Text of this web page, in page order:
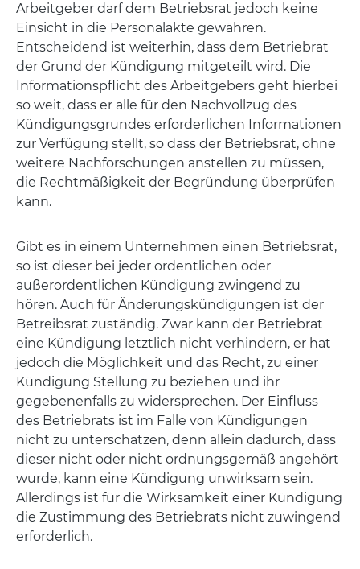
Arbeitgeber darf dem Betriebsrat jedoch keine
Einsicht in die Personalakte gewähren.
Entscheidend ist weiterhin, dass dem Betriebrat
der Grund der Kündigung mitgeteilt wird. Die
Informationspflicht des Arbeitgebers geht hierbei
so weit, dass er alle für den Nachvollzug des
Kündigungsgrundes erforderlichen Informationen
zur Verfügung stellt, so dass der Betriebsrat, ohne
weitere Nachforschungen anstellen zu müssen,
die Rechtmäßigkeit der Begründung überprüfen
kann.
Gibt es in einem Unternehmen einen Betriebsrat,
so ist dieser bei jeder ordentlichen oder
außerordentlichen Kündigung zwingend zu
hören. Auch für Änderungskündigungen ist der
Betreibsrat zuständig. Zwar kann der Betriebrat
eine Kündigung letztlich nicht verhindern, er hat
jedoch die Möglichkeit und das Recht, zu einer
Kündigung Stellung zu beziehen und ihr
gegebenenfalls zu widersprechen. Der Einfluss
des Betriebrats ist im Falle von Kündigungen
nicht zu unterschätzen, denn allein dadurch, dass
dieser nicht oder nicht ordnungsgemäß angehört
wurde, kann eine Kündigung unwirksam sein.
Allerdings ist für die Wirksamkeit einer Kündigung
die Zustimmung des Betriebrats nicht zuwingend
erforderlich.